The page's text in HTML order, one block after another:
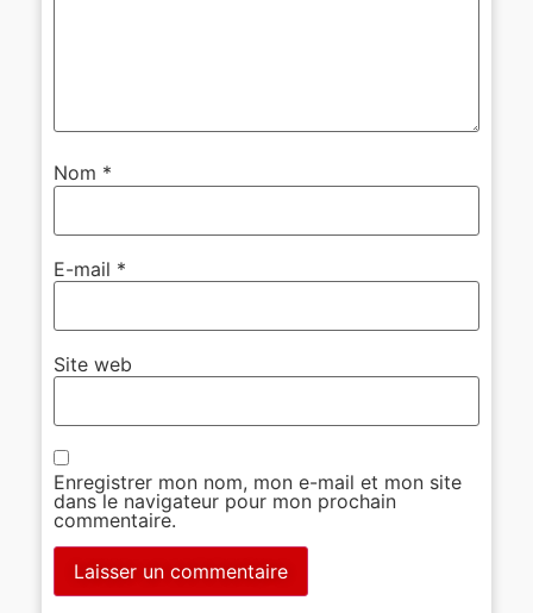
Nom *
E-mail *
Site web
Enregistrer mon nom, mon e-mail et mon site
dans le navigateur pour mon prochain
commentaire.